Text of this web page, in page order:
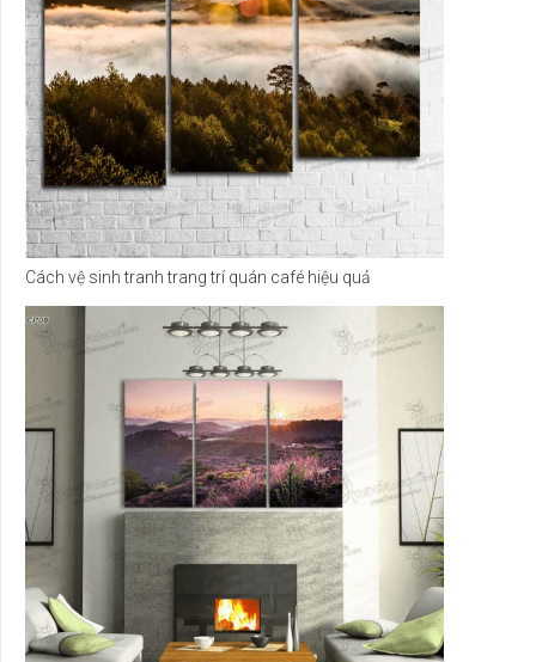
Cách vệ sinh tranh trang trí quán café hiệu quả